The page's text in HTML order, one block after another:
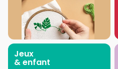
Jeux
& enfant